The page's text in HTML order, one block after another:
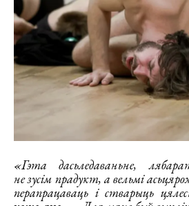
«Гэта дасьледаваньне,
не зусім прадукт, а вельмі
перапрацаваць і стварыць